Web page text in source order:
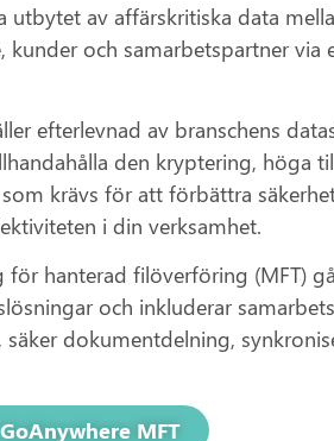
utbytet av affärskritiska data
kunder och samarbetspartner via
efterlevnad av branschens
den kryptering, höga
krävs för att förbättra
i din verksamhet.
för hanterad filöverföring (MFT)
och inkluderar
säker dokumentdelning,
MFT